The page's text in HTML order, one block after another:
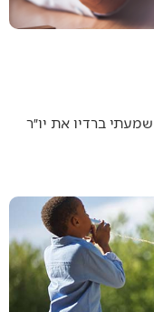
ברדיו את יו״ר